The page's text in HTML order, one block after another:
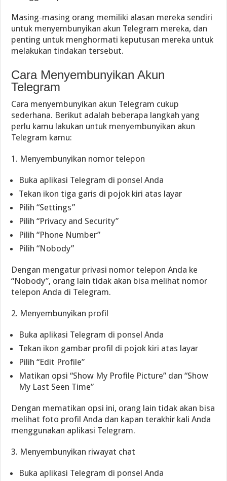
Masing-masing orang memiliki alasan mereka sendiri
untuk menyembunyikan akun Telegram mereka, dan
penting untuk menghormati keputusan mereka untuk
melakukan tindakan tersebut.
Cara Menyembunyikan Akun
Telegram
Cara menyembunyikan akun Telegram cukup
sederhana. Berikut adalah beberapa langkah yang
perlu kamu lakukan untuk menyembunyikan akun
Telegram kamu:
1. Menyembunyikan nomor telepon
Buka aplikasi Telegram di ponsel Anda
Tekan ikon tiga garis di pojok kiri atas layar
Pilih “Settings”
Pilih “Privacy and Security”
Pilih “Phone Number”
Pilih “Nobody”
Dengan mengatur privasi nomor telepon Anda ke
“Nobody”, orang lain tidak akan bisa melihat nomor
telepon Anda di Telegram.
2. Menyembunyikan profil
Buka aplikasi Telegram di ponsel Anda
Tekan ikon gambar profil di pojok kiri atas layar
Pilih “Edit Profile”
Matikan opsi “Show My Profile Picture” dan “Show
My Last Seen Time”
Dengan mematikan opsi ini, orang lain tidak akan bisa
melihat foto profil Anda dan kapan terakhir kali Anda
menggunakan aplikasi Telegram.
3. Menyembunyikan riwayat chat
Buka aplikasi Telegram di ponsel Anda